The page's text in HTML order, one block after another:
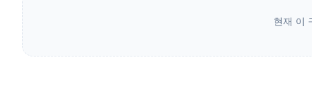
현재 이